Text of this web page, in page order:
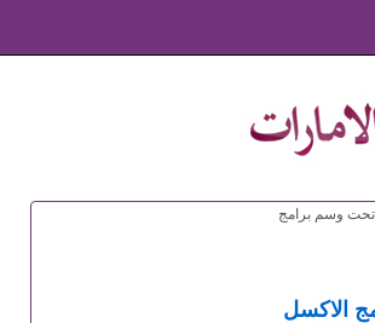
تحت وسم برامج
الاكسل